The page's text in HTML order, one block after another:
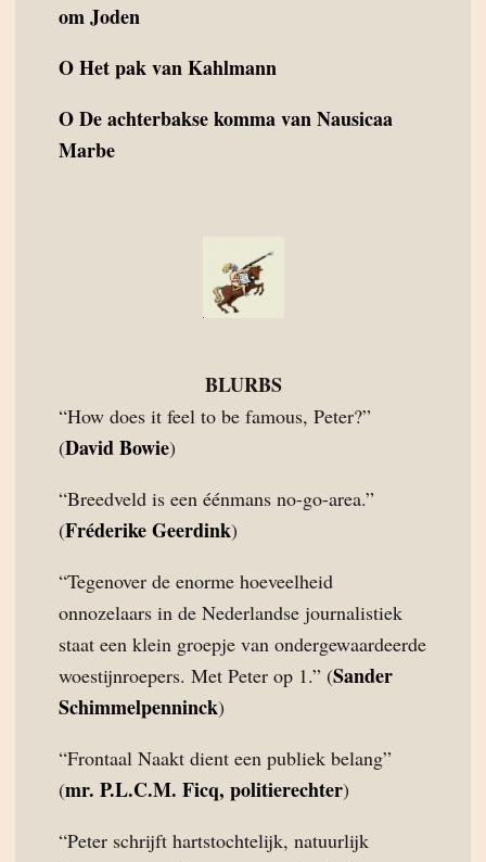
om Joden
OHet pak van Kahlmann
ODe achterbakse komma van Nausicaa
Marbe
BLURBS
“How does it feel to be famous, Peter?”
(David Bowie)
“Breedveld is een éénmans no-go-area.”
(Fréderike Geerdink)
“Tegenover de enorme hoeveelheid
onnozelaars in de Nederlandse journalistiek
staat een klein groepje van ondergewaardeerde
woestijnroepers. Met Peter op 1.” (Sander
Schimmelpenninck)
“Frontaal Naakt dient een publiek belang”
(mr. P.L.C.M. Ficq, politierechter)
“Peter schrijft hartstochtelijk, natuurlijk